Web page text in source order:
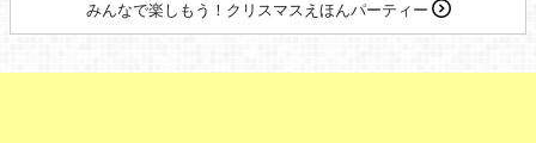
みんなで楽しもう！クリスマスえほんパーティー